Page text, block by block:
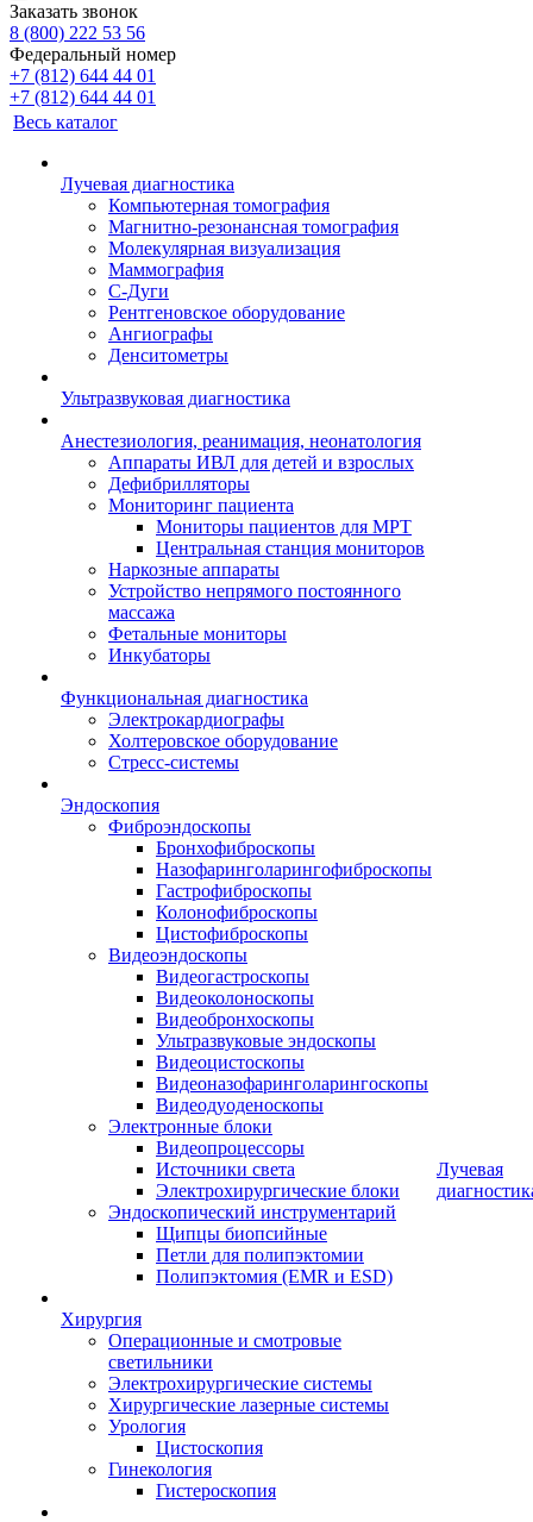
Заказать звонок
8 (800) 222 53 56
Федеральный номер
+7 (812) 644 44 01
+7 (812) 644 44 01
Весь каталог
Лучевая диагностика
Компьютерная томография
Магнитно-резонансная томография
Молекулярная визуализация
Маммография
С-Дуги
Рентгеновское оборудование
Ангиографы
Денситометры
Ультразвуковая диагностика
Анестезиология, реанимация, неонатология
Аппараты ИВЛ для детей и взрослых
Дефибрилляторы
Мониторинг пациента
Мониторы пациентов для МРТ
Центральная станция мониторов
Наркозные аппараты
Устройство непрямого постоянного
массажа
Фетальные мониторы
Инкубаторы
Функциональная диагностика
Электрокардиографы
Холтеровское оборудование
Стресс-системы
Эндоскопия
Фиброэндоскопы
Бронхофиброскопы
Назофаринголарингофиброскопы
Гастрофиброскопы
Колонофиброскопы
Цистофиброскопы
Видеоэндоскопы
Видеогастроскопы
Видеоколоноскопы
Видеобронхоскопы
Ультразвуковые эндоскопы
Видеоцистоскопы
Видеоназофаринголарингоскопы
Видеодуоденоскопы
Электронные блоки
Видеопроцессоры
Источники света
Электрохирургические блоки
Эндоскопический инструментарий
Щипцы биопсийные
Петли для полипэктомии
Полипэктомия (EMR и ESD)
Хирургия
Операционные и смотровые
светильники
Электрохирургические системы
Хирургические лазерные системы
Урология
Цистоскопия
Гинекология
Гистероскопия
Лучевая